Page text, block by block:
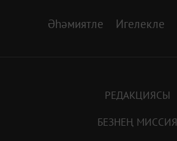
Әһәмиятле Игелекле
РЕДАКЦИЯСЫ
БЕЗНЕҢ МИССИЯ